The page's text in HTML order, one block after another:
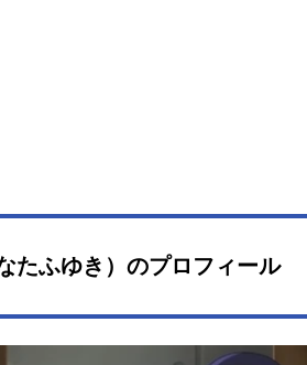
たふゆき）のプロフィール